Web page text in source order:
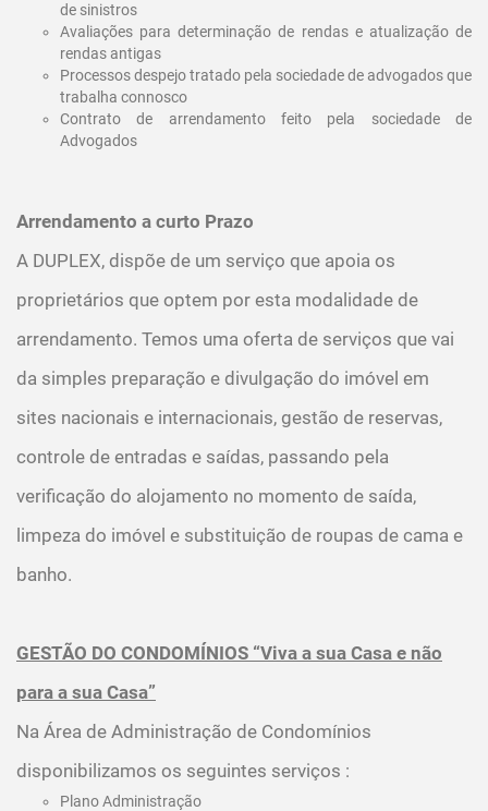
de sinistros
Avaliações para determinação de rendas e atualização de
rendas antigas
Processos despejo tratado pela sociedade de advogados que
trabalha connosco
Contrato de arrendamento feito pela sociedade de
Advogados
Arrendamento a curto Prazo
A DUPLEX, dispõe de um serviço que apoia os
proprietários que optem por esta modalidade de
arrendamento. Temos uma oferta de serviços que vai
da simples preparação e divulgação do imóvel em
sites nacionais e internacionais, gestão de reservas,
controle de entradas e saídas, passando pela
verificação do alojamento no momento de saída,
limpeza do imóvel e substituição de roupas de cama e
banho.
GESTÃO DO CONDOMÍNIOS “Viva a sua Casa e não
para a sua Casa”
Na Área de Administração de Condomínios
disponibilizamos os seguintes serviços :
Plano Administração